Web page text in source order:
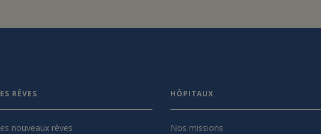
RÊVES
nouveaux rêves
HÔPITAUX
Nos missions